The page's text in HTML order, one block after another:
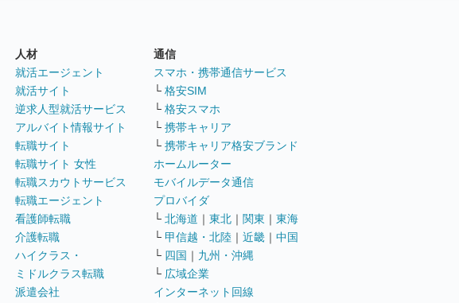
人材
就活エージェント
就活サイト
逆求人型就活サービス
アルバイト情報サイト
転職サイト
転職サイト 女性
転職スカウトサービス
転職エージェント
看護師転職
介護転職
ハイクラス・
ミドルクラス転職
派遣会社
通信
スマホ・携帯通信サービス
└ 格安SIM
└ 格安スマホ
└ 携帯キャリア
└ 携帯キャリア格安ブランド
ホームルーター
モバイルデータ通信
プロバイダ
└ 北海道 ｜ 東北 ｜ 関東 ｜ 東海
└ 甲信越・北陸 ｜ 近畿 ｜ 中国
└ 四国 ｜ 九州・沖縄
└ 広域企業
インターネット回線